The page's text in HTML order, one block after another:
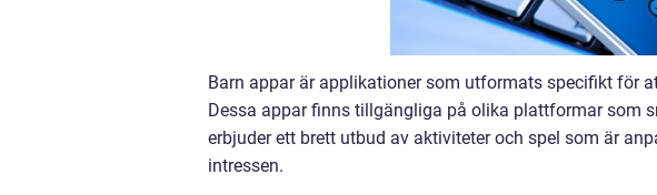
Barn appar är applikationer som utformats specifikt för
Dessa appar finns tillgängliga på olika plattformar som
erbjuder ett brett utbud av aktiviteter och spel som är
intressen.